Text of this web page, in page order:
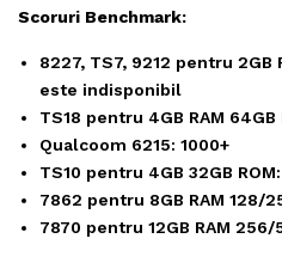
Scoruri Benchmark:
8227, TS7, 9212 pentru 2GB
este indisponibil
TS18 pentru 4GB RAM 64GB
Qualcoom 6215: 1000+
TS10 pentru 4GB 32GB
7862 pentru 8GB RAM 128/
7870 pentru 12GB RAM 256/